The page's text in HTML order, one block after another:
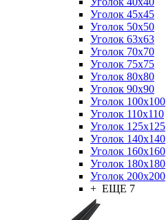
Уголок 45x45
Уголок 50х50
Уголок 63х63
Уголок 70х70
Уголок 75x75
Уголок 80х80
Уголок 90х90
Уголок 100х100
Уголок 110х110
Уголок 125х125
Уголок 140х140
Уголок 160х160
Уголок 180х180
Уголок 200х200
+ ЕЩЕ 7